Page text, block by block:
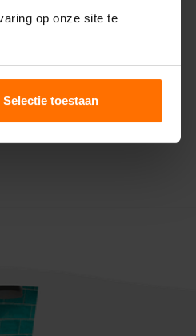
op onze site te
Selectie toestaan